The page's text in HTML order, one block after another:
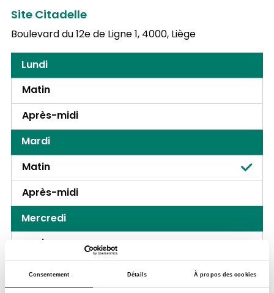
Consentement Détails À propos des cookies
Site Citadelle
Boulevard du 12e de Ligne 1,4000, Liège
Lundi
Matin
Après-midi
Mardi
Matin
Après-midi
Mercredi
Matin
Après-midi